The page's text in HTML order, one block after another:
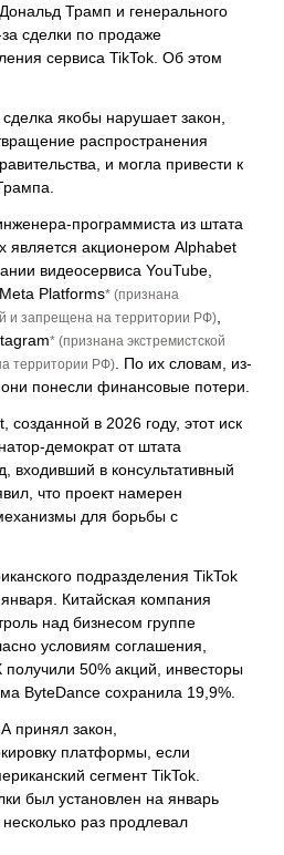
Дональд Трамп и генерального
за сделки по продаже
сервиса TikTok . Об этом
якобы нарушает закон,
распространения
и могла привести к
программиста из штата
является акционером Alphabet
видеосервиса YouTube
Meta Platforms* (признана
и запрещена на территории РФ)
* (признана экстремистской
территории РФ) . По их словам, из-
понесли финансовые потери.
в 2026 году, этот иск
демократ от штата
, входивший в консультативный
что проект намерен
для борьбы с
подразделения TikTok
Китайская компания
над бизнесом группе
условиям соглашения,
получили 50% акций, инвесторы
ByteDance сохранила 19,9%.
принял закон,
платформы, если
сегмент TikTok.
был установлен на январь
раз продлевал